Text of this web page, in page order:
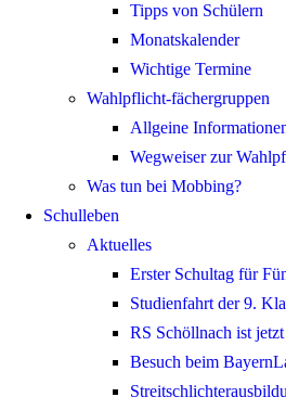
Tipps von Schülern
Monatskalender
Wichtige Termine
Wahlpflicht-fächergruppen
Allgeine
Wegweiser zur
Was tun bei Mobbing?
Schulleben
Aktuelles
Erster Schultag für
Studienfahrt der 9.
RS Schöllnach ist
Besuch beim